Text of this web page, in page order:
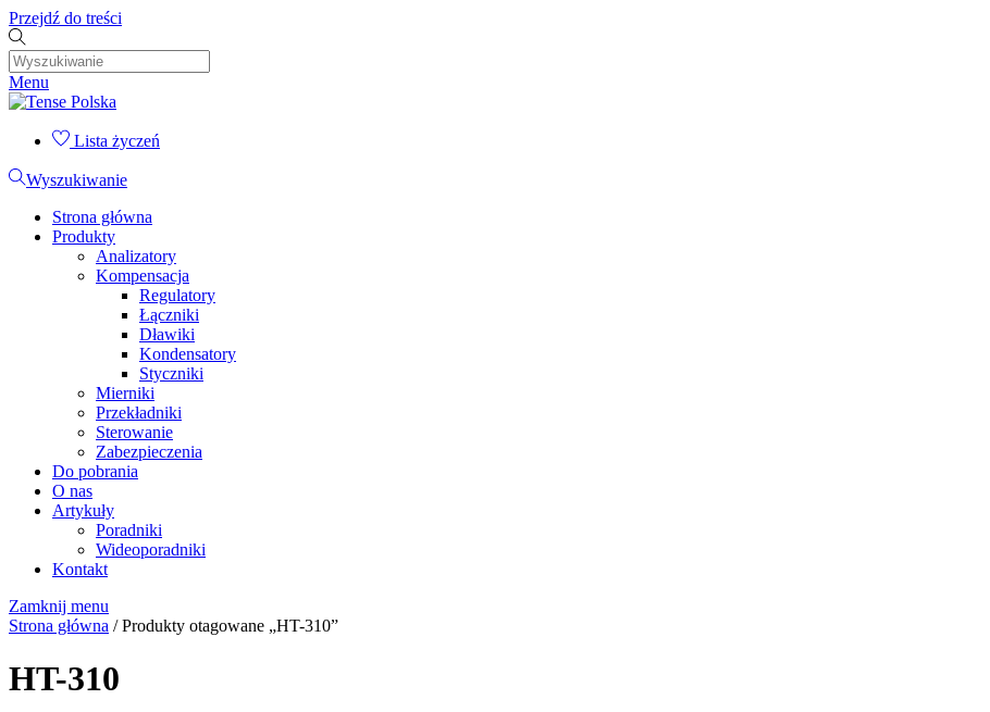
Przejdź do treści
Menu
Lista życzeń
Wyszukiwanie
Strona główna
Produkty
Analizatory
Kompensacja
Regulatory
Łączniki
Dławiki
Kondensatory
Styczniki
Mierniki
Przekładniki
Sterowanie
Zabezpieczenia
Do pobrania
O nas
Artykuły
Poradniki
Wideoporadniki
Kontakt
Zamknij menu
Strona główna / Produkty otagowane „HT-310”
HT-310